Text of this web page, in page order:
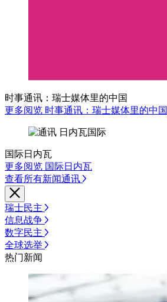
时事通讯：瑞士媒体里的中国
更多阅览 时事通讯：瑞士媒体里的中国
国际日内瓦
更多阅览 国际日内瓦
查看所有新闻通讯
瑞士民主
信息战争
数字民主
全球选举
热门新闻